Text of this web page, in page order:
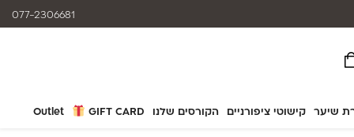
שיער קישוטי ציפורניים הקורסים שלנו GIFT CARD
Outlet
077-2306681